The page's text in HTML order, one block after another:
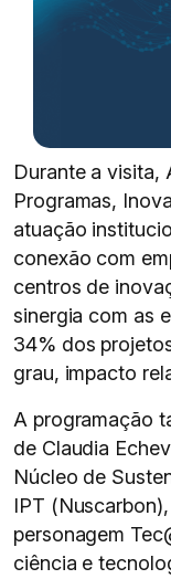
Durante a visita,
Programas,
atuação
conexão com
centros de
sinergia com as
34% dos
grau, impacto
A programação
de Claudia
Núcleo de
IPT
personagem
ciência e